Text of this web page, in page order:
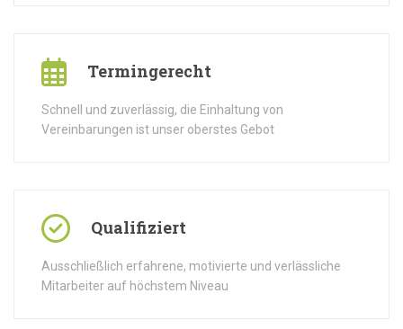
Termingerecht
Schnell und zuverlässig, die Einhaltung von
Vereinbarungen ist unser oberstes Gebot
Qualifiziert
Ausschließlich erfahrene, motivierte und verlässliche
Mitarbeiter auf höchstem Niveau